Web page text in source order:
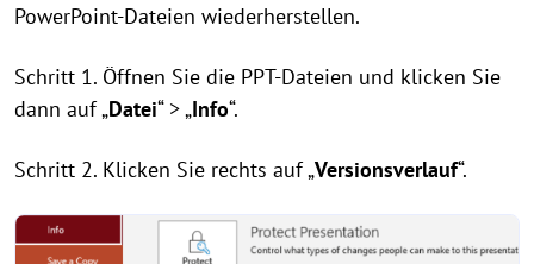
PowerPoint-Dateien wiederherstellen.
Schritt 1. Öffnen Sie die PPT-Dateien und klicken Sie
dann auf „Datei“ > „Info“.
Schritt 2. Klicken Sie rechts auf „Versionsverlauf“.